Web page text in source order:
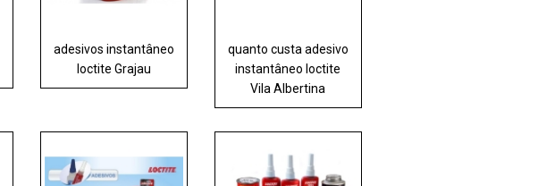
adesivos instantâneo
loctite Grajau
quanto custa adesivo
instantâneo loctite
Vila Albertina